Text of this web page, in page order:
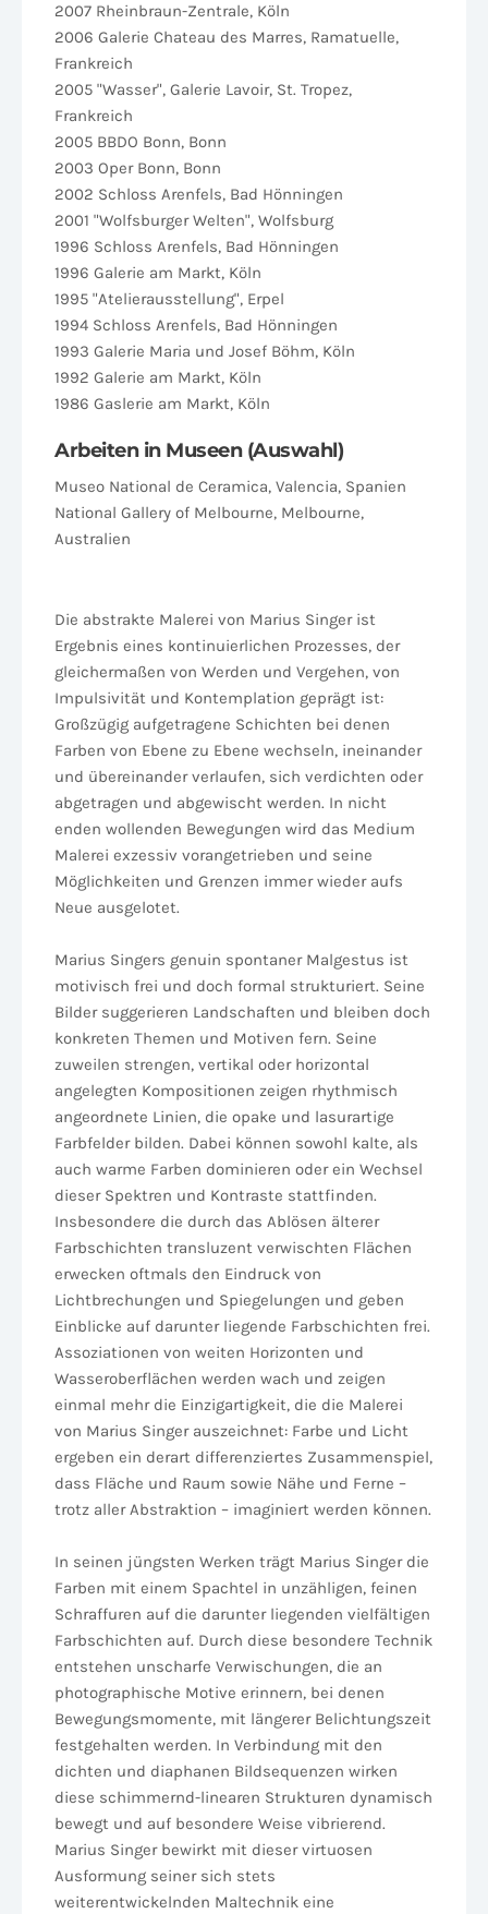
2007 Rheinbraun-Zentrale, Köln
2006 Galerie Chateau des Marres, Ramatuelle,
Frankreich
2005 "Wasser", Galerie Lavoir, St. Tropez,
Frankreich
2005 BBDO Bonn, Bonn
2003 Oper Bonn, Bonn
2002 Schloss Arenfels, Bad Hönningen
2001 "Wolfsburger Welten", Wolfsburg
1996 Schloss Arenfels, Bad Hönningen
1996 Galerie am Markt, Köln
1995 "Atelierausstellung", Erpel
1994 Schloss Arenfels, Bad Hönningen
1993 Galerie Maria und Josef Böhm, Köln
1992 Galerie am Markt, Köln
1986 Gaslerie am Markt, Köln
Arbeiten in Museen (Auswahl)
Museo National de Ceramica, Valencia, Spanien
National Gallery of Melbourne, Melbourne,
Australien
Die abstrakte Malerei von Marius Singer ist
Ergebnis eines kontinuierlichen Prozesses, der
gleichermaßen von Werden und Vergehen, von
Impulsivität und Kontemplation geprägt ist:
Großzügig aufgetragene Schichten bei denen
Farben von Ebene zu Ebene wechseln, ineinander
und übereinander verlaufen, sich verdichten oder
abgetragen und abgewischt werden. In nicht
enden wollenden Bewegungen wird das Medium
Malerei exzessiv vorangetrieben und seine
Möglichkeiten und Grenzen immer wieder aufs
Neue ausgelotet.
Marius Singers genuin spontaner Malgestus ist
motivisch frei und doch formal strukturiert. Seine
Bilder suggerieren Landschaften und bleiben doch
konkreten Themen und Motiven fern. Seine
zuweilen strengen, vertikal oder horizontal
angelegten Kompositionen zeigen rhythmisch
angeordnete Linien, die opake und lasurartige
Farbfelder bilden. Dabei können sowohl kalte, als
auch warme Farben dominieren oder ein Wechsel
dieser Spektren und Kontraste stattfinden.
Insbesondere die durch das Ablösen älterer
Farbschichten transluzent verwischten Flächen
erwecken oftmals den Eindruck von
Lichtbrechungen und Spiegelungen und geben
Einblicke auf darunter liegende Farbschichten frei.
Assoziationen von weiten Horizonten und
Wasseroberflächen werden wach und zeigen
einmal mehr die Einzigartigkeit, die die Malerei
von Marius Singer auszeichnet: Farbe und Licht
ergeben ein derart differenziertes Zusammenspiel,
dass Fläche und Raum sowie Nähe und Ferne –
trotz aller Abstraktion – imaginiert werden können.
In seinen jüngsten Werken trägt Marius Singer die
Farben mit einem Spachtel in unzähligen, feinen
Schraffuren auf die darunter liegenden vielfältigen
Farbschichten auf. Durch diese besondere Technik
entstehen unscharfe Verwischungen, die an
photographische Motive erinnern, bei denen
Bewegungsmomente, mit längerer Belichtungszeit
festgehalten werden. In Verbindung mit den
dichten und diaphanen Bildsequenzen wirken
diese schimmernd-linearen Strukturen dynamisch
bewegt und auf besondere Weise vibrierend.
Marius Singer bewirkt mit dieser virtuosen
Ausformung seiner sich stets
weiterentwickelnden Maltechnik eine